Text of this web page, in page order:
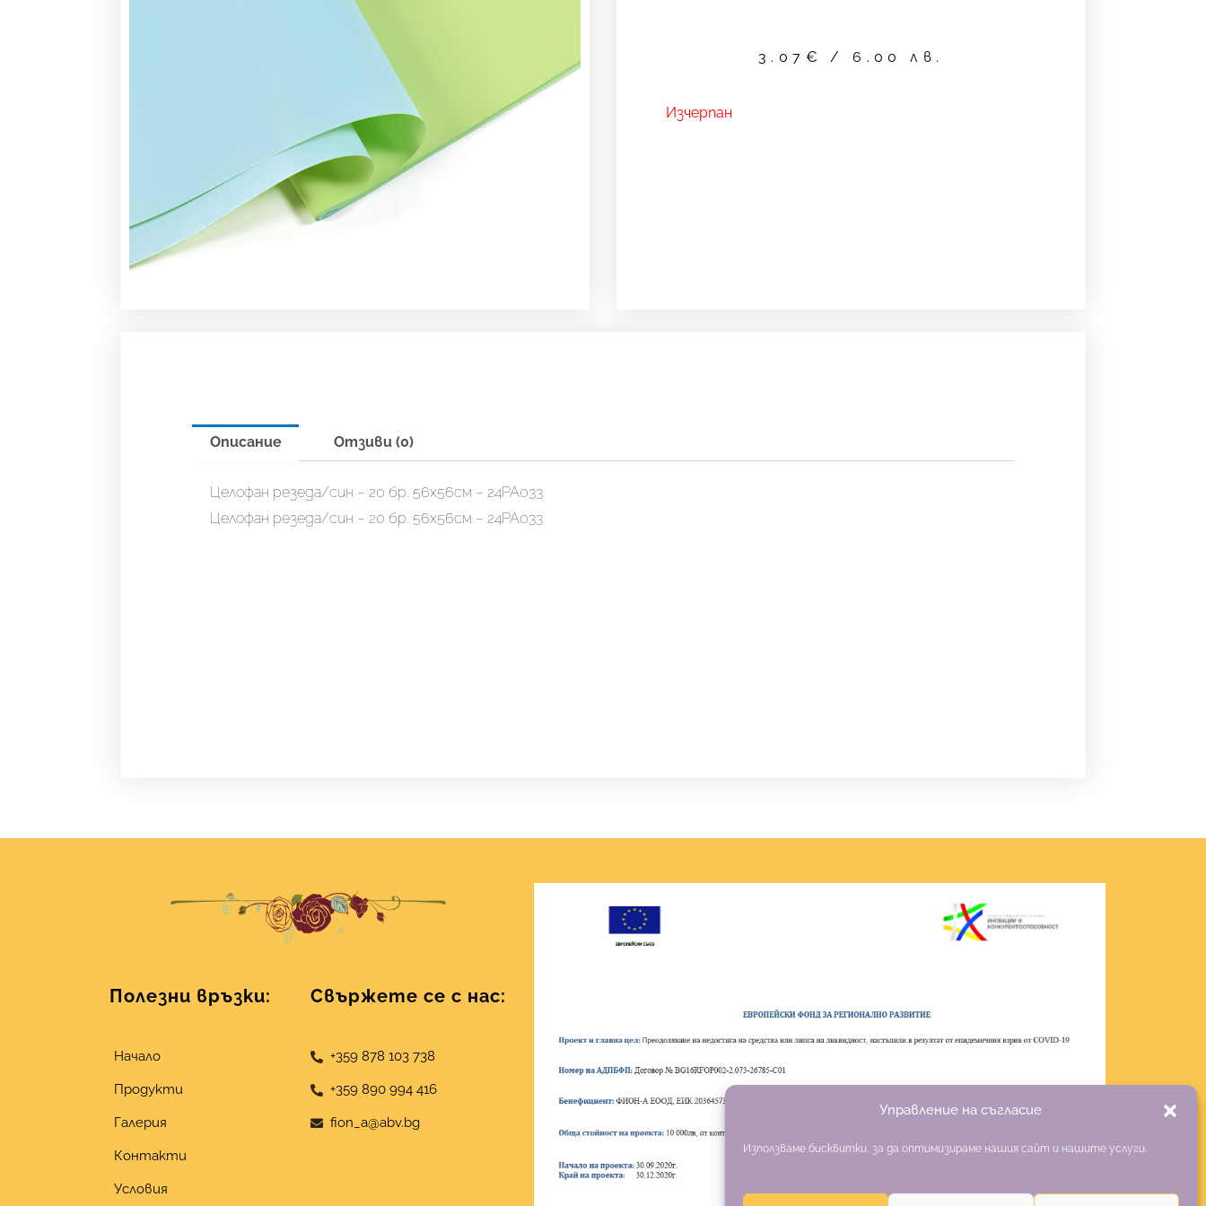
Управление на съгласие
Използваме бисквитки, за да оптимизираме нашия сайт и нашите услуги.
3.07 € / 6.00 лв.
Изчерпан
Описание Отзиви (0)
Целофан резеда/син – 20 бр. 56х56см – 24PA033
Целофан резеда/син – 20 бр. 56х56см – 24PA033
Полезни връзки:
Начало
Продукти
Галерия
Контакти
Условия
Свържете се с нас:
+359 878 103 738
+359 890 994 416
fion_a@abv.bg